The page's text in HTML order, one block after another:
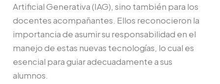
Artificial Generativa (IAG), sino también para los
docentes acompañantes. Ellos reconocieron la
importancia de asumir su responsabilidad en el
manejo de estas nuevas tecnologías, lo cual es
esencial para guiar adecuadamente a sus
alumnos.